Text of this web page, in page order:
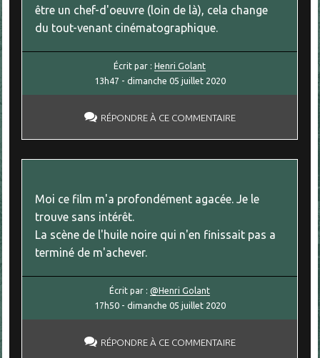
être un chef-d'oeuvre (loin de là), cela change
du tout-venant cinématographique.
Écrit par :Henri Golant
13h47 - dimanche 05 juillet 2020
RÉPONDRE À CE COMMENTAIRE
Moi ce film m'a profondément agacée. Je le
trouve sans intérêt.
La scène de l'huile noire qui n'en finissait pas a
terminé de m'achever.
Écrit par :@Henri Golant
17h50- dimanche 05 juillet 2020
RÉPONDRE À CE COMMENTAIRE